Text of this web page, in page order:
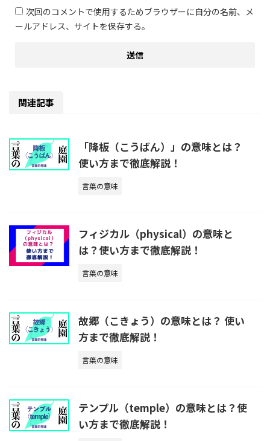
次回のコメントで使用するためブラウザーに自分の名前、メ
ールアドレス、サイトを保存する。
関連記事
「降板（こうばん）」の意味とは？
使い方まで徹底解説！
言葉の意味
フィジカル（physical）の意味と
は？使い方まで徹底解説！
言葉の意味
故郷（こきょう）の意味とは？ 使い
方まで徹底解説！
言葉の意味
テンプル（temple）の意味とは？使
い方まで徹底解説！